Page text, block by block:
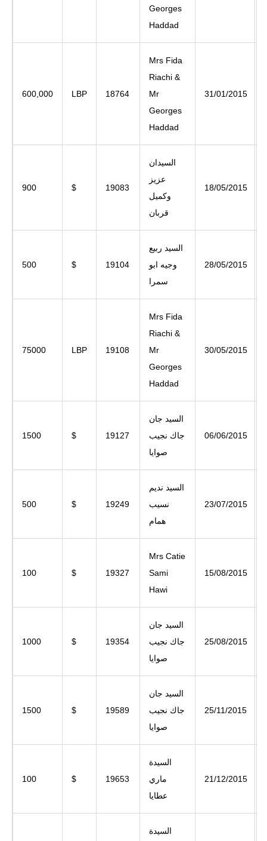
Georges
Haddad
600,000 LBP 18764
Mrs Fida
Riachi &
Mr
Georges
Haddad
31/01/2015
900 $ 19083
السيدان
عزيز
وكميل
قربان
18/05/2015
500 $ 19104
السيد ربيع
وجيه ابو
سمرا
28/05/2015
75000 LBP 19108
Mrs Fida
Riachi &
Mr
Georges
Haddad
30/05/2015
1500 $ 19127
السيد جان
جاك نجيب
صوايا
06/06/2015
500 $ 19249
السيد نديم
نسيب
همام
23/07/2015
100 $ 19327
Mrs Catie
Sami
Hawi
15/08/2015
1000 $ 19354
السيد جان
جاك نجيب
صوايا
25/08/2015
1500 $ 19589
السيد جان
جاك نجيب
صوايا
25/11/2015
100 $ 19653
السيدة
ماري
عطايا
21/12/2015
السيدة